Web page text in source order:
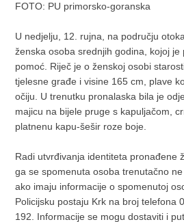
FOTO: PU primorsko-goranska
U nedjelju, 12. rujna, na području
ženska osoba srednjih godina, kojoj je
pomoć. Riječ je o ženskoj osobi
tjelesne građe i visine 165 cm, plave
očiju. U trenutku pronalaska bila je
majicu na bijele pruge s kapuljačom,
platnenu kapu-šešir roze boje.
Radi utvrđivanja identiteta pronađene
ga se spomenuta osoba trenutačno
ako imaju informacije o spomenutoj
Policijsku postaju Krk na broj telefona
192. Informacije se mogu dostaviti i